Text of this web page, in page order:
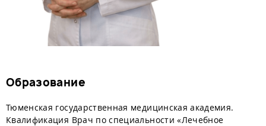
Образование
Тюменская государственная медицинская академия.
Квалификация Врач по специальности «Лечебное